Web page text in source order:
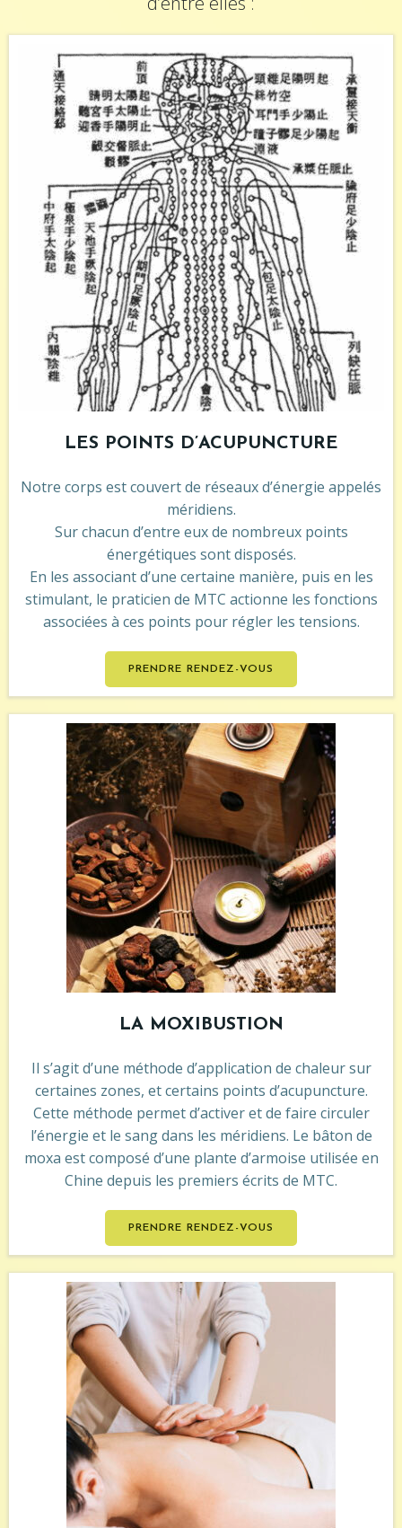
LES POINTS D’ACUPUNCTURE
Notre corps est couvert de réseaux d’énergie appelés
méridiens.
Sur chacun d’entre eux de nombreux points
énergétiques sont disposés.
En les associant d’une certaine manière, puis en les
stimulant, le praticien de MTC actionne les fonctions
associées à ces points pour régler les tensions.
PRENDRE RENDEZ-VOUS
LA MOXIBUSTION
Il s’agit d’une méthode d’application de chaleur sur
certaines zones, et certains points d’acupuncture.
Cette méthode permet d’activer et de faire circuler
l’énergie et le sang dans les méridiens. Le bâton de
moxa est composé d’une plante d’armoise utilisée en
Chine depuis les premiers écrits de MTC.
PRENDRE RENDEZ-VOUS